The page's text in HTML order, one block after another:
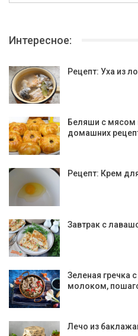
Интересное:
Рецепт: Уха из
Беляши с мясом
домашних
Рецепт: Крем
Завтрак с
Зеленая гречка
молоком,
Лечо из